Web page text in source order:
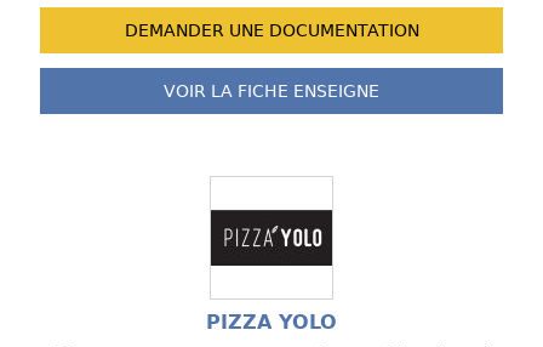
DEMANDER UNE DOCUMENTATION
VOIR LA FICHE ENSEIGNE
PIZZA YOLO